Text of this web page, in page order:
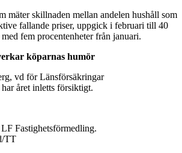
mäter skillnaden mellan andelen hushåll som
fallande priser, uppgick i februari till 40
fem procentenheter från januari.
köparnas humör
vd för Länsförsäkringar
året inletts försiktigt.
Fastighetsförmedling.
TT